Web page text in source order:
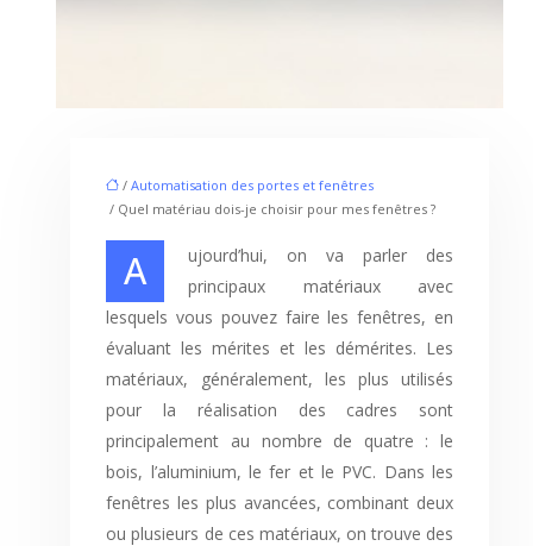
/Automatisation des portes et fenêtres
/ Quel matériau dois-je choisir pour mes fenêtres ?
Aujourd’hui, on va parler des
principaux matériaux avec
lesquels vous pouvez faire les fenêtres, en
évaluant les mérites et les démérites. Les
matériaux, généralement, les plus utilisés
pour la réalisation des cadres sont
principalement au nombre de quatre : le
bois, l’aluminium, le fer et le PVC. Dans les
fenêtres les plus avancées, combinant deux
ou plusieurs de ces matériaux, on trouve des